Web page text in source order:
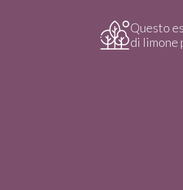
Questo
di limone